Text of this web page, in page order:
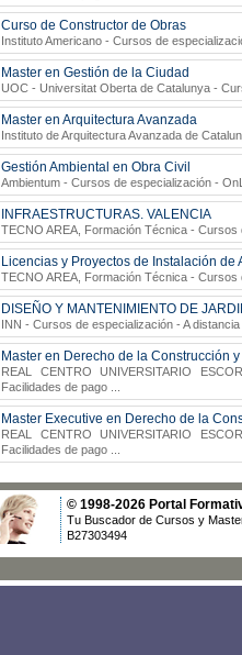
Curso de Constructor de Obras
Instituto Americano - Cursos de
Master en Gestión de la Ciudad
UOC - Universitat Oberta de Catalunya -
Master en Arquitectura Avanzada
Instituto de Arquitectura Avanzada de
Gestión Ambiental en Obra Civil
Ambientum - Cursos de especialización -
INFRAESTRUCTURAS. VALENCIA
TECNO AREA, Formación Técnica - Cursos
Licencias y Proyectos de Instalación
TECNO AREA, Formación Técnica - Cursos
DISEÑO Y MANTENIMIENTO DE
INN - Cursos de especialización - A
Master en Derecho de la Construcción
REAL CENTRO UNIVERSITARIO
Facilidades de pago
Master Executive en Derecho de la
REAL CENTRO UNIVERSITARIO
Facilidades de pago
© 1998-2026 Portal
Tu Buscador de Cursos y
B27303494